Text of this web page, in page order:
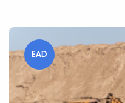
EAD